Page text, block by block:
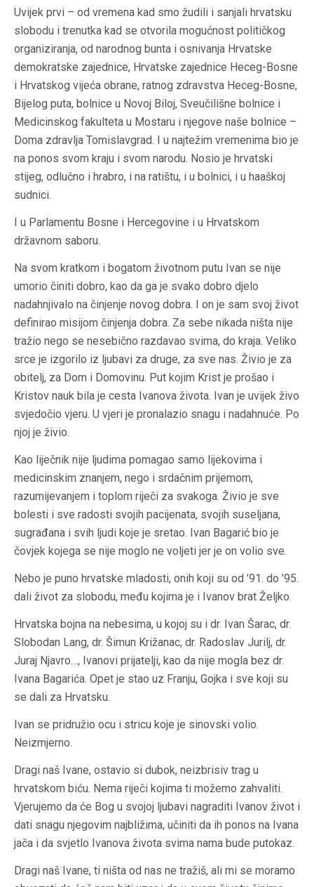
Uvijek prvi – od vremena kad smo žudili i sanjali hrvatsku
slobodu i trenutka kad se otvorila mogućnost političkog
organiziranja, od narodnog bunta i osnivanja Hrvatske
demokratske zajednice, Hrvatske zajednice Heceg-Bosne
i Hrvatskog vijeća obrane, ratnog zdravstva Heceg-Bosne,
Bijelog puta, bolnice u Novoj Biloj, Sveučilišne bolnice i
Medicinskog fakulteta u Mostaru i njegove naše bolnice –
Doma zdravlja Tomislavgrad. I u najtežim vremenima bio je
na ponos svom kraju i svom narodu. Nosio je hrvatski
stijeg, odlučno i hrabro, i na ratištu, i u bolnici, i u haaškoj
sudnici.
I u Parlamentu Bosne i Hercegovine i u Hrvatskom
državnom saboru.
Na svom kratkom i bogatom životnom putu Ivan se nije
umorio činiti dobro, kao da ga je svako dobro djelo
nadahnjivalo na činjenje novog dobra. I on je sam svoj život
definirao misijom činjenja dobra. Za sebe nikada ništa nije
tražio nego se nesebično razdavao svima, do kraja. Veliko
srce je izgorilo iz ljubavi za druge, za sve nas. Živio je za
obitelj, za Dom i Domovinu. Put kojim Krist je prošao i
Kristov nauk bila je cesta Ivanova života. Ivan je uvijek živo
svjedočio vjeru. U vjeri je pronalazio snagu i nadahnuće. Po
njoj je živio.
Kao liječnik nije ljudima pomagao samo lijekovima i
medicinskim znanjem, nego i srdačnim prijemom,
razumijevanjem i toplom riječi za svakoga. Živio je sve
bolesti i sve radosti svojih pacijenata, svojih suseljana,
sugrađana i svih ljudi koje je sretao. Ivan Bagarić bio je
čovjek kojega se nije moglo ne voljeti jer je on volio sve.
Nebo je puno hrvatske mladosti, onih koji su od ’91. do ’95.
dali život za slobodu, među kojima je i Ivanov brat Željko.
Hrvatska bojna na nebesima, u kojoj su i dr. Ivan Šarac, dr.
Slobodan Lang, dr. Šimun Križanac, dr. Radoslav Jurilj, dr.
Juraj Njavro…, Ivanovi prijatelji, kao da nije mogla bez dr.
Ivana Bagarića. Opet je stao uz Franju, Gojka i sve koji su
se dali za Hrvatsku.
Ivan se pridružio ocu i stricu koje je sinovski volio.
Neizmjerno.
Dragi naš Ivane, ostavio si dubok, neizbrisiv trag u
hrvatskom biću. Nema riječi kojima ti možemo zahvaliti.
Vjerujemo da će Bog u svojoj ljubavi nagraditi Ivanov život i
dati snagu njegovim najbližima, učiniti da ih ponos na Ivana
jača i da svjetlo Ivanova života svima nama bude putokaz.
Dragi naš Ivane, ti ništa od nas ne tražiš, ali mi se moramo